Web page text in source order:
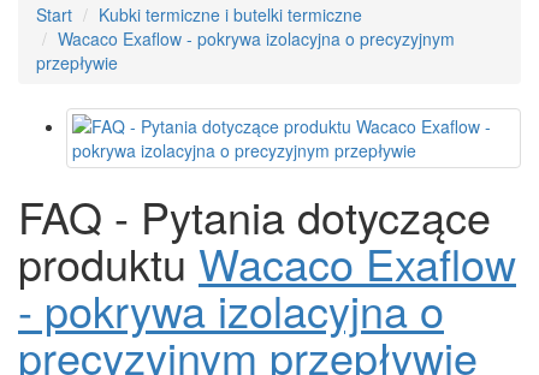
Start
Kubki termiczne i butelki termiczne
Wacaco Exaflow - pokrywa izolacyjna o precyzyjnym
przepływie
FAQ - Pytania dotyczące
produktu Wacaco Exaflow
- pokrywa izolacyjna o
precyzyjnym przepływie